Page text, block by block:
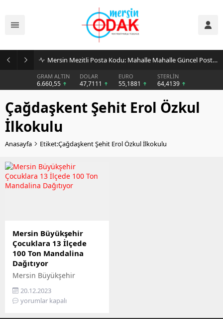
Mersin Mezitli Posta Kodu: Mahalle Mahalle Güncel Posta Kodu Rehberi
GRAM ALTIN
6.660,55
DOLAR
47,7111
EURO
55,1881
STERLİN
64,4139
Çağdaşkent Şehit Erol Özkul
İlkokulu
Anasayfa Etiket:Çağdaşkent Şehit Erol Özkul İlkokulu
Mersin Büyükşehir
Çocuklara 13 İlçede
100 Ton Mandalina
Dağıtıyor
Mersin Büyükşehir
dağıttığı ilk adres Toroslar
ilçesinde yer alan
20.12.2023
yorumlar kapalı